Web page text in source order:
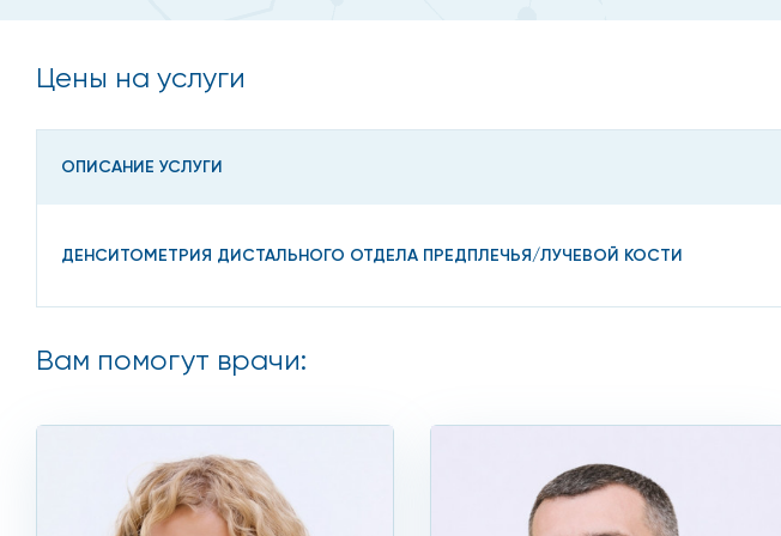
злоупотребление спиртными напитками и курение;
эндокринные заболевания;
Кроме того, задуматься о записи к врачу и пройти денситометрию
Цены на услуги
ОПИСАНИЕ УСЛУГИ
ДЕНСИТОМЕТРИЯ ДИСТАЛЬНОГО ОТДЕЛА ПРЕДПЛЕЧЬЯ/ЛУЧЕВОЙ КОСТИ
Вам помогут врачи: